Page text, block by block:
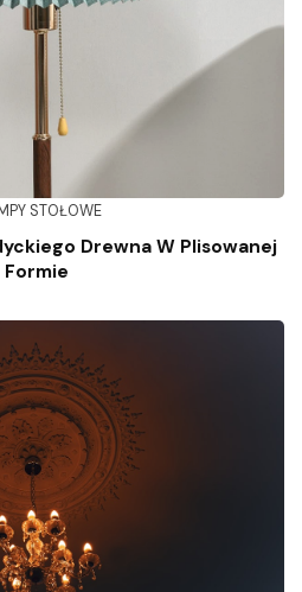
STOŁOWE
Drewna W Plisowanej
Formie